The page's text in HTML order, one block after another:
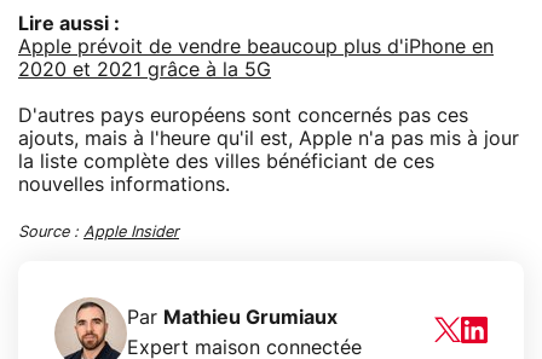
Lire aussi :
Apple prévoit de vendre beaucoup plus d'iPhone en
2020 et 2021 grâce à la 5G
D'autres pays européens sont concernés pas ces
ajouts, mais à l'heure qu'il est, Apple n'a pas mis à jour
la liste complète des villes bénéficiant de ces
nouvelles informations.
Source : Apple Insider
Par Mathieu Grumiaux
Expert maison connectée